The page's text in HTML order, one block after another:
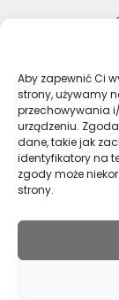
Aby zapewnić Ci
strony, używamy
przechowywania
urządzeniu.
dane, takie jak
identyfikatory na
zgody może
strony.